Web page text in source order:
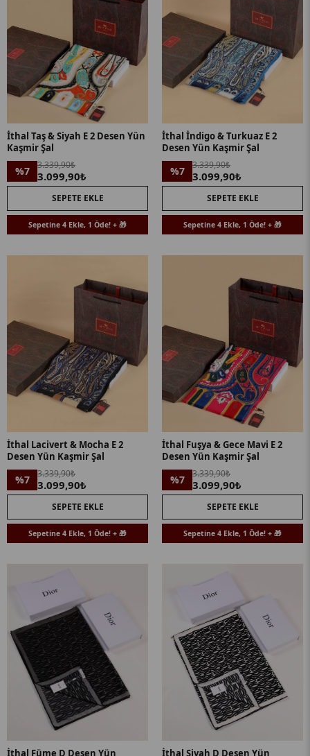
İthal Taş & Siyah E 2 Desen Yün
Kaşmir Şal
%7 3.339,90₺
3.099,90₺
SEPETE EKLE
Sepetine 4 Ekle, 1 Öde! + 🎁
İthal İndigo & Turkuaz E 2
Desen Yün Kaşmir Şal
%7 3.339,90₺
3.099,90₺
SEPETE EKLE
Sepetine 4 Ekle, 1 Öde! + 🎁
İthal Lacivert & Mocha E 2
Desen Yün Kaşmir Şal
%7 3.339,90₺
3.099,90₺
SEPETE EKLE
Sepetine 4 Ekle, 1 Öde! + 🎁
İthal Fuşya & Gece Mavi E 2
Desen Yün Kaşmir Şal
%7 3.339,90₺
3.099,90₺
SEPETE EKLE
Sepetine 4 Ekle, 1 Öde! + 🎁
İthal Füme D Desen Yün İthal Siyah D Desen Yün